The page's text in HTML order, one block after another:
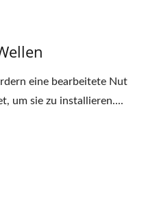
eine bearbeitete Nut
um sie zu installieren....